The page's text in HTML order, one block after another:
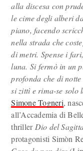
alla discesa con
le cime degli alberi
piano, facendo
nella strada che
di metri. Spense i
luna. Si fermò in un
profonda che di
si zittì e rima-se solo
Simone Togneri,
all’Accademia di
thriller Dio del
protagonisti Simòn